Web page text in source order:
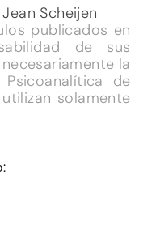
Scheijen
publicados en
de sus
la
de
solamente